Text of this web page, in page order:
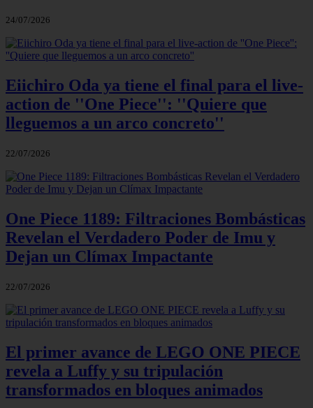
24/07/2026
Eiichiro Oda ya tiene el final para el live-
action de ''One Piece'': ''Quiere que
lleguemos a un arco concreto''
22/07/2026
One Piece 1189: Filtraciones Bombásticas
Revelan el Verdadero Poder de Imu y
Dejan un Clímax Impactante
22/07/2026
El primer avance de LEGO ONE PIECE
revela a Luffy y su tripulación
transformados en bloques animados